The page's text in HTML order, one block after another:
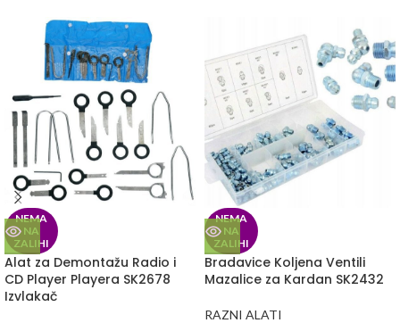
NEMA
NA
ZALIHI
Alat za Demontažu Radio i
CD Player Playera SK2678
Izvlakač
NEMA
NA
ZALIHI
Bradavice Koljena Ventili
Mazalice za Kardan SK2432
RAZNI ALATI